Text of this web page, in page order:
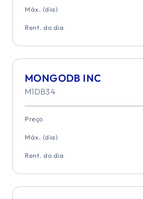
Máx. (dia)
Rent. do dia
MONGODB INC
M1DB34
Preço
Máx. (dia)
Rent. do dia